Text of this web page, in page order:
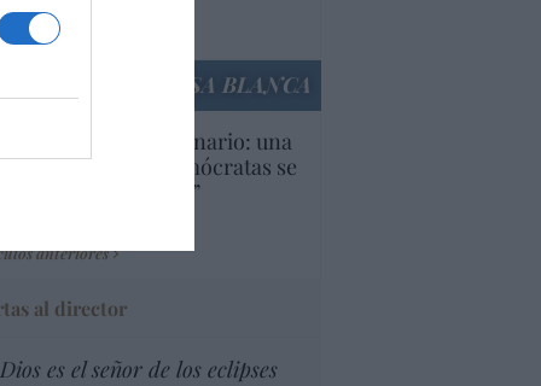
anteriores
LA CASA BLANCA
Inquietante escenario: una
parte de los demócratas se
como “socialista”
anteriores
al director
Dios es el señor de los eclipses